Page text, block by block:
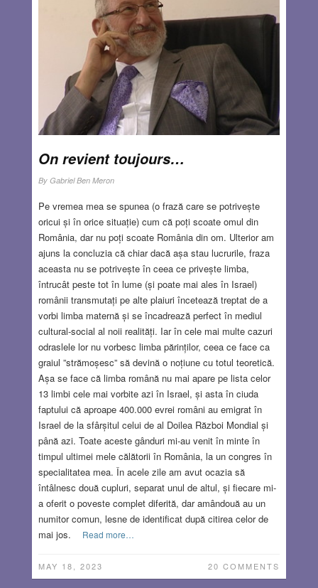
On revient toujours…
By Gabriel Ben Meron
Pe vremea mea se spunea (o frază care se potrivește
oricui și în orice situație) cum că poți scoate omul din
România, dar nu poți scoate România din om. Ulterior am
ajuns la concluzia că chiar dacă așa stau lucrurile, fraza
aceasta nu se potrivește în ceea ce privește limba,
întrucât peste tot în lume (și poate mai ales în Israel)
românii transmutați pe alte plaiuri încetează treptat de a
vorbi limba maternă și se încadrează perfect în mediul
cultural-social al noii realități. Iar în cele mai multe cazuri
odraslele lor nu vorbesc limba părinților, ceea ce face ca
graiul ”strămoșesc” să devină o noțiune cu totul teoretică.
Așa se face că limba română nu mai apare pe lista celor
13 limbi cele mai vorbite azi în Israel, și asta în ciuda
faptului că aproape 400.000 evrei români au emigrat în
Israel de la sfârșitul celui de al Doilea Război Mondial și
până azi. Toate aceste gânduri mi-au venit în minte în
timpul ultimei mele călătorii în România, la un congres în
specialitatea mea. În acele zile am avut ocazia să
întâlnesc două cupluri, separat unul de altul, și fiecare mi-
a oferit o poveste complet diferită, dar amândouă au un
numitor comun, lesne de identificat după citirea celor de
mai jos.
Read more…
MAY 18, 2023 20 COMMENTS